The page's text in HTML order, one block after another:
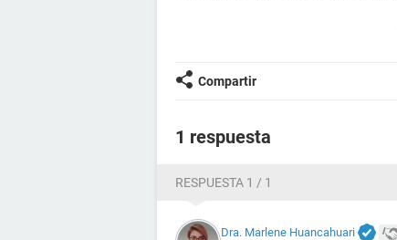
¿la semana que viene sigo con
Muchas gracias.
Compartir
1 respuesta
RESPUESTA 1 / 1
Dra. Marlene Huancahuari